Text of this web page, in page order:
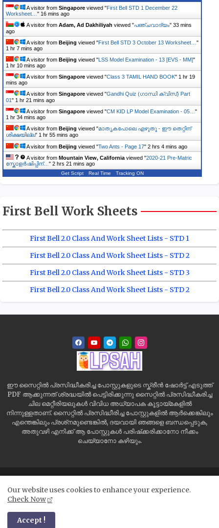
A visitor from Singapore viewed "First Bell STD 1 December 22
Worksheet… " 16 mins ago
A visitor from Adam, Ad Dakhiliyah viewed "പഞ്ചവാദ്യം" 33 mins
ago
A visitor from Beijing viewed "First Bell STD 3 October 13 Worksheet… "
1 hr 7 mins ago
A visitor from Beijing viewed " LSS Model Examination - 13 [EVS - MM]"
1 hr 10 mins ago
A visitor from Singapore viewed "Class 3 TAMIL HAND BOOK" 1 hr 19
mins ago
A visitor from Singapore viewed "Gandhi Quiz (ഗാന്ധി ക്വിസ്) Part
01 " 1 hr 21 mins ago
A visitor from Singapore viewed "CM KID LP Model Examination - 05… "
1 hr 34 mins ago
A visitor from Beijing viewed "മാതൃകപോലെ എഴുതൂ - ഈ തെറ്റിന്
ശിക്ഷയില്ല" 1 hr 55 mins ago
A visitor from Beijing viewed "Two Ants - Page 17" 2 hrs 4 mins ago
A visitor from Mountain View, California viewed "2020-21 Pre-Matric
സ്കോളർഷിപ്പിന്… " 2 hrs 21 mins ago
Get Script Real Time Tracking ON
First Bell Work Sheets
First Bell 2.0 Class And Work Sheet Lists - STD 1
First Bell 2.0 Class And Work Sheet Lists - STD 2
First Bell 2.0 Class And Work Sheet Lists - STD 3
First Bell 2.0 Class And Work Sheet Lists - STD 2
ഈ സൈറ്റിൽ പ്രസിദ്ധീകരിച്ച പോസ്റ്റുകളുടെ സ്ക്രീൻ ഷോർട്ട് എടുത്ത്
PDF ആക്കുന്നത് ശ്രദ്ധയിൽ പെട്ടിരിക്കുന്നു സൈറ്റിൽ പ്രസിദ്ധീകരിച്ച
ചില മെറ്റീരിയലുകൾ വിവിധ അധ്യാപക കൂട്ടായ്മകളിൽ
നിന്നുള്ളതാണ്. സൈറ്റിൽ പ്രസിദ്ധീരിച്ച പോസ്റ്റുകളിൽ ആർക്കെങ്കിലും
എന്തെങ്കിലും പ്രശ്‌നമുണ്ടെങ്കിൽ, ദയവായി ഞങ്ങളെ ബന്ധപ്പെടുക,
അതുവഴി എനിക്ക് ആ പോസ്റ്റുകൾ പരിഷ്‌ക്കരിക്കാനോ നീക്കം
ചെയ്യാനോ കഴിയും.
Disclaimer
Our website uses cookies to enhance your experience.
Check Now
Accept !